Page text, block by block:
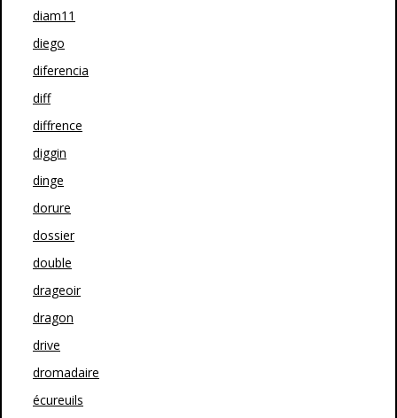
diam11
diego
diferencia
diff
diffrence
diggin
dinge
dorure
dossier
double
drageoir
dragon
drive
dromadaire
écureuils